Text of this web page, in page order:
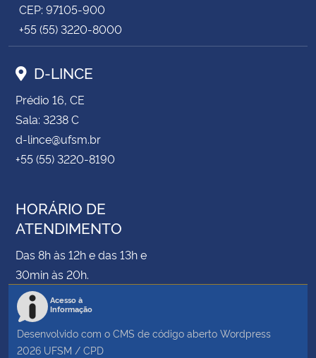
CEP: 97105-900
+55 (55) 3220-8000
D-LINCE
Prédio 16, CE
Sala: 3238 C
d-lince@ufsm.br
+55 (55) 3220-8190
HORÁRIO DE
ATENDIMENTO
Das 8h às 12h e das 13h e
30min às 20h.
Acesso à
Informação
Desenvolvido com o CMS de código aberto Wordpress
2026 UFSM / CPD